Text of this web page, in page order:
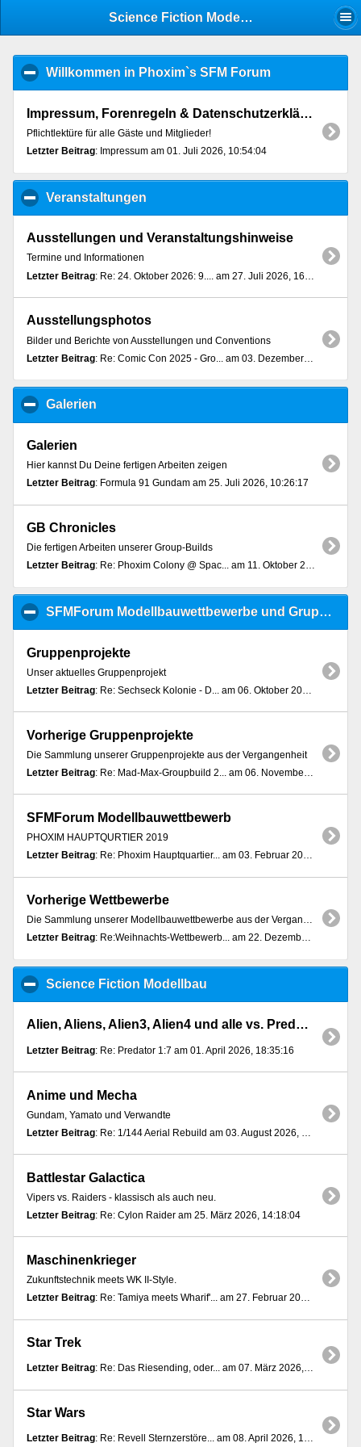
Science Fiction Modellbau Forum - Index
Willkommen in Phoxim`s SFM Forum
Impressum, Forenregeln & Datenschutzerklärung
Pflichtlektüre für alle Gäste und Mitglieder!
Letzter Beitrag: Impressum am 01. Juli 2026, 10:54:04
Veranstaltungen
Ausstellungen und Veranstaltungshinweise
Termine und Informationen
Letzter Beitrag: Re: 24. Oktober 2026: 9.... am 27. Juli 2026, 16:29:16
Ausstellungsphotos
Bilder und Berichte von Ausstellungen und Conventions
Letzter Beitrag: Re: Comic Con 2025 - Gro... am 03. Dezember 2025, 13:07:37
Galerien
Galerien
Hier kannst Du Deine fertigen Arbeiten zeigen
Letzter Beitrag: Formula 91 Gundam am 25. Juli 2026, 10:26:17
GB Chronicles
Die fertigen Arbeiten unserer Group-Builds
Letzter Beitrag: Re: Phoxim Colony @ Spac... am 11. Oktober 2022, 07:59:19
SFMForum Modellbauwettbewerbe und Gruppenprojekte
Gruppenprojekte
Unser aktuelles Gruppenprojekt
Letzter Beitrag: Re: Sechseck Kolonie - D... am 06. Oktober 2022, 14:32:20
Vorherige Gruppenprojekte
Die Sammlung unserer Gruppenprojekte aus der Vergangenheit
Letzter Beitrag: Re: Mad-Max-Groupbuild 2... am 06. November 2018, 14:20:37
SFMForum Modellbauwettbewerb
PHOXIM HAUPTQURTIER 2019
Letzter Beitrag: Re: Phoxim Hauptquartier... am 03. Februar 2020, 10:34:31
Vorherige Wettbewerbe
Die Sammlung unserer Modellbauwettbewerbe aus der Vergangenheit
Letzter Beitrag: Re:Weihnachts-Wettbewerb... am 22. Dezember 2013, 23:10:59
Science Fiction Modellbau
Alien, Aliens, Alien3, Alien4 und alle vs. Predator
Letzter Beitrag: Re: Predator 1:7 am 01. April 2026, 18:35:16
Anime und Mecha
Gundam, Yamato und Verwandte
Letzter Beitrag: Re: 1/144 Aerial Rebuild am 03. August 2026, 07:01:52
Battlestar Galactica
Vipers vs. Raiders - klassisch als auch neu.
Letzter Beitrag: Re: Cylon Raider am 25. März 2026, 14:18:04
Maschinenkrieger
Zukunftstechnik meets WK II-Style.
Letzter Beitrag: Re: Tamiya meets Wharif'... am 27. Februar 2025, 05:52:57
Star Trek
Letzter Beitrag: Re: Das Riesending, oder... am 07. März 2026, 16:08:21
Star Wars
Letzter Beitrag: Re: Revell Sternzerstöre... am 08. April 2026, 16:04:26